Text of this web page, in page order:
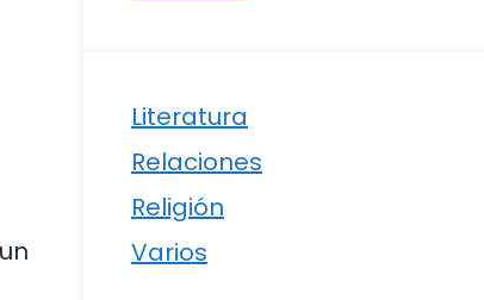
Literatura
Relaciones
Religión
Varios